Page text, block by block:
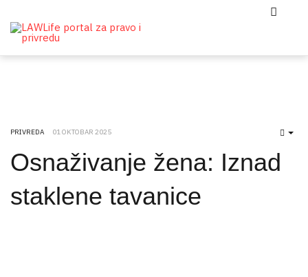
PRIVREDA 01 OKTOBAR 2025
Osnaživanje žena: Iznad
staklene tavanice